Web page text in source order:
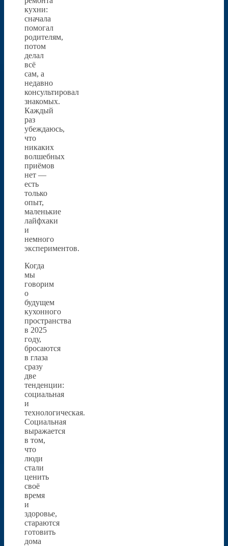
кухни:
сначала
помогал
родителям,
потом
делал
всё
сам, а
недавно
консультировал
знакомых.
Каждый
раз
убеждаюсь,
что
никаких
волшебных
приёмов
нет —
есть
только
опыт,
маленькие
лайфхаки
и
немного
экспериментов.
Когда
мы
говорим
о
будущем
кухонного
пространства
в 2025
году,
бросаются
в глаза
сразу
две
тенденции:
социальная
и
технологическая.
Социальная
выражается
в том,
что
люди
стали
ценить
своё
время
и
здоровье,
стараются
готовить
дома